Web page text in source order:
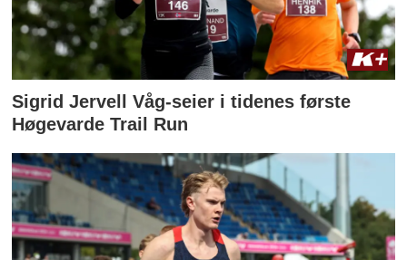
Sigrid Jervell Våg-seier i tidenes første
Høgevarde Trail Run